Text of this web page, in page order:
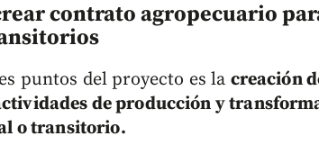
contrato agropecuario
puntos del proyecto es la creación
de producción y
o transitorio.